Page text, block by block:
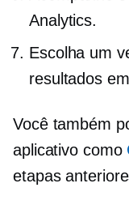
Analytics.
Escolha um
resultados
Você também
aplicativo como
etapas